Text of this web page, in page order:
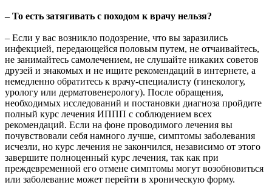
– То есть затягивать с походом к врачу нельзя?
– Если у вас возникло подозрение, что вы заразились
инфекцией, передающейся половым путем, не отчаивайтесь,
не занимайтесь самолечением, не слушайте никаких советов
друзей и знакомых и не ищите рекомендаций в интернете, а
немедленно обратитесь к врачу-специалисту (гинекологу,
урологу или дерматовенерологу). После обращения,
необходимых исследований и постановки диагноза пройдите
полный курс лечения ИППП с соблюдением всех
рекомендаций. Если на фоне проводимого лечения вы
почувствовали себя намного лучше, симптомы заболевания
исчезли, но курс лечения не закончился, независимо от этого
завершите полноценный курс лечения, так как при
преждевременной его отмене симптомы могут возобновиться
или заболевание может перейти в хроническую форму.